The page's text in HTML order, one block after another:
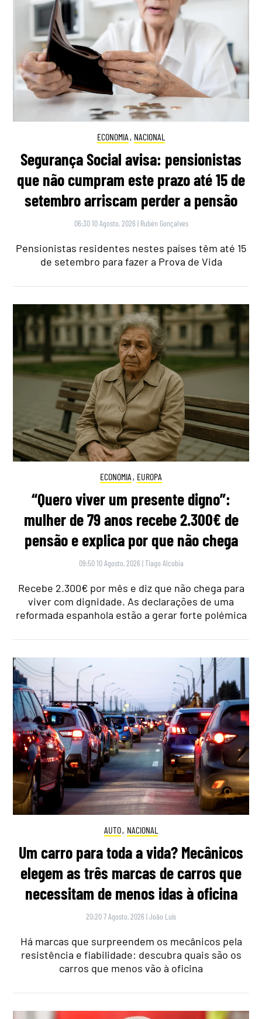
ECONOMIA , NACIONAL
Segurança Social avisa: pensionistas
que não cumpram este prazo até 15 de
setembro arriscam perder a pensão
06:30 10 Agosto, 2026 | Rubén Gonçalves
Pensionistas residentes nestes países têm até 15
de setembro para fazer a Prova de Vida
ECONOMIA , EUROPA
“Quero viver um presente digno”:
mulher de 79 anos recebe 2.300€ de
pensão e explica por que não chega
09:50 10 Agosto, 2026 |Tiago Alcobia
Recebe 2.300€ por mês e diz que não chega para
viver com dignidade. As declarações de uma
reformada espanhola estão a gerar forte polémica
AUTO, NACIONAL
Um carro para toda a vida? Mecânicos
elegem as três marcas de carros que
necessitam de menos idas à oficina
20:20 7 Agosto, 2026 |João Luís
Há marcas que surpreendem os mecânicos pela
resistência e fiabilidade: descubra quais são os
carros que menos vão à oficina